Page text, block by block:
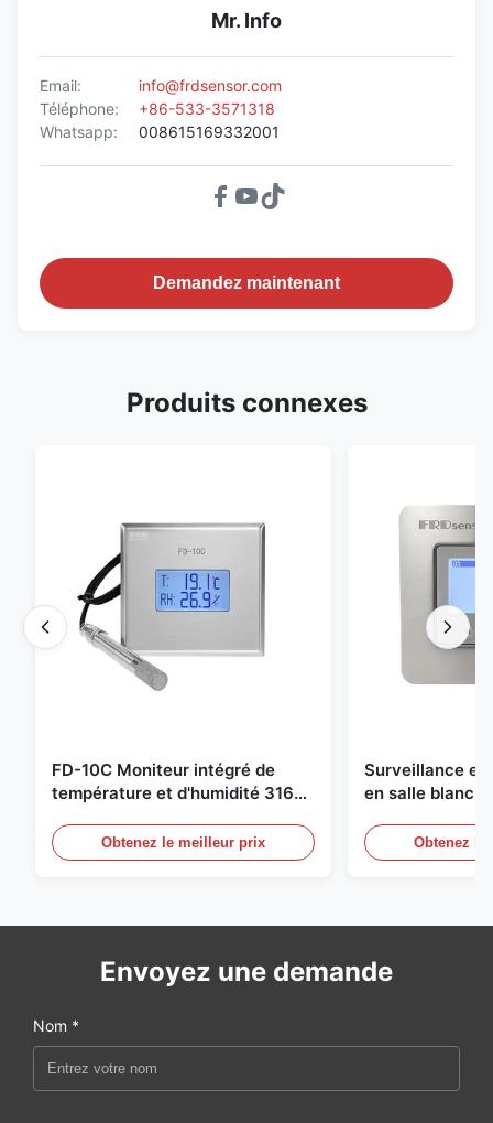
Mr. Info
Email:
info@frdsensor.com
Téléphone:
+86-533-3571318
Whatsapp:
008615169332001
Demandez maintenant
Produits connexes
FD-10C Moniteur intégré de
température et d'humidité 316L
Obtenez le meilleur prix
Surveillance
en salle
20mA/RS485
Détection de
Obtenez
Envoyez une demande
Nom *